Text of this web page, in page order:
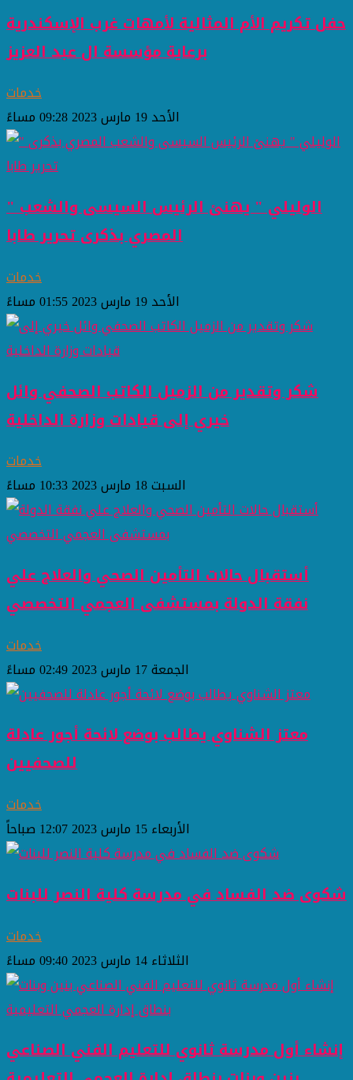
حفل تكريم الأم المثالية لأمهات غرب الإسكندرية
برعاية مؤسسة ال عبد العزيز
خدمات
الأحد 19 مارس 2023 09:28 مساءً
" الوليلي " يهنئ الرئيس السيسى والشعب
المصري بذكرى تحرير طابا
خدمات
الأحد 19 مارس 2023 01:55 مساءً
شكر وتقدير من الزميل الكاتب الصحفي وائل
خيري إلى قيادات وزارة الداخلية
خدمات
السبت 18 مارس 2023 10:33 مساءً
أستقبال حالات التأمين الصحي والعلاج علي
نفقة الدولة بمستشفى العجمي التخصصي
خدمات
الجمعة 17 مارس 2023 02:49 مساءً
معتز الشناوي يطالب بوضع لائحة أجور عادلة
للصحفيين
خدمات
الأربعاء 15 مارس 2023 12:07 صباحاً
شكوى ضد الفساد في مدرسة كلية النصر للبنات
خدمات
الثلاثاء 14 مارس 2023 09:40 مساءً
إنشاء أول مدرسة ثانوي للتعليم الفني الصناعي